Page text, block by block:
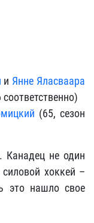
и Янне Яласваара
(65, сезон
не один
хоккей –
это нашло свое